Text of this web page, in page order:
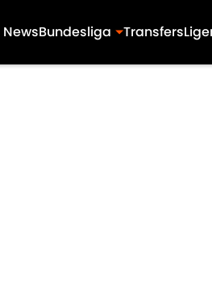
NewsBundesliga Transfers